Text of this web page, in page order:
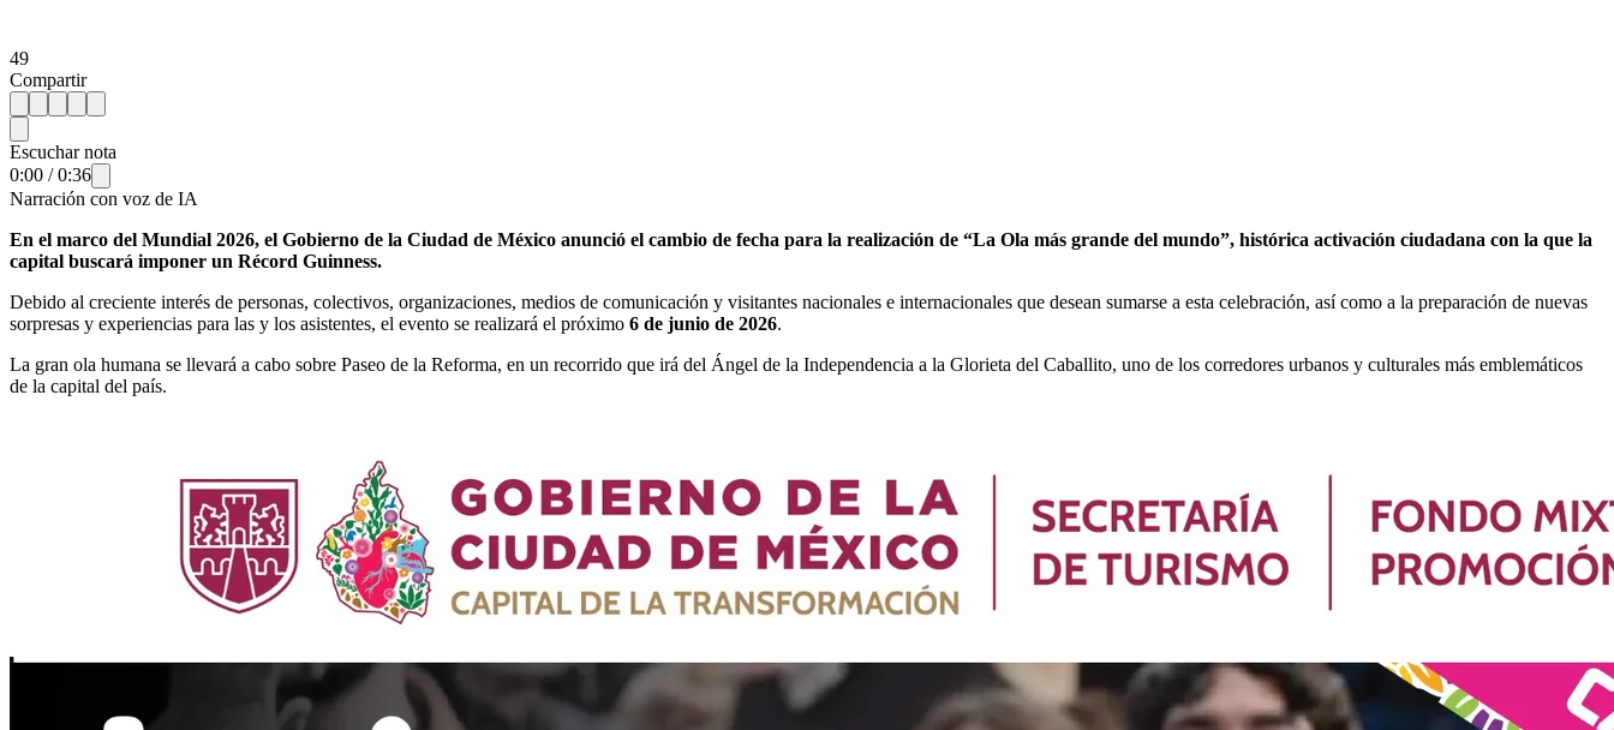
49
Compartir
Escuchar nota
0:00 /0:36
Narración con voz de IA
En el marco del Mundial 2026, el Gobierno de la Ciudad de México anunció el cambio de fecha para la realización de “La Ola más grande del mundo”, histórica activación ciudadana con la que la
capital buscará imponer un Récord Guinness.
Debido al creciente interés de personas, colectivos, organizaciones, medios de comunicación y visitantes nacionales e internacionales que desean sumarse a esta celebración, así como a la preparación de nuevas
sorpresas y experiencias para las y los asistentes, el evento se realizará el próximo 6 de junio de 2026.
La gran ola humana se llevará a cabo sobre Paseo de la Reforma, en un recorrido que irá del Ángel de la Independencia a la Glorieta del Caballito, uno de los corredores urbanos y culturales más emblemáticos
de la capital del país.